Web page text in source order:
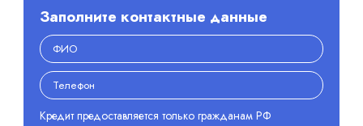
Заполните контактные данные
Кредит предоставляется только гражданам РФ